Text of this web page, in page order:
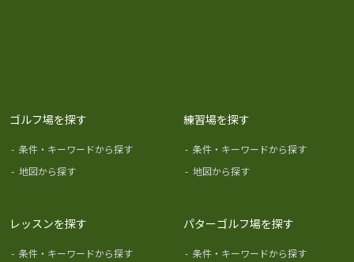
ゴルフ場を探す
- 条件・キーワードから探す
- 地図から探す
練習場を探す
- 条件・キーワードから探す
- 地図から探す
レッスンを探す
- 条件・キーワードから探す
パターゴルフ場を探す
- 条件・キーワードから探す